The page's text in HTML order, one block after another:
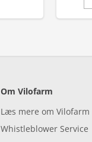
Om Vilofarm
Læs mere om Vilofarm
Whistleblower Service